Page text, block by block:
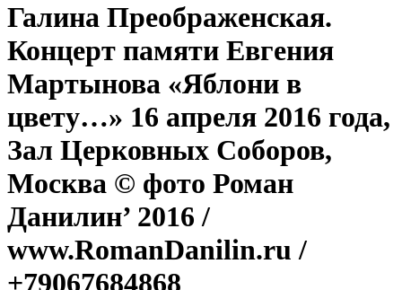
Галина Преображенская.
Концерт памяти Евгения
Мартынова «Яблони в
цвету…» 16 апреля 2016 года,
Зал Церковных Соборов,
Москва © фото Роман
Данилин’ 2016 /
www.RomanDanilin.ru /
+79067684868